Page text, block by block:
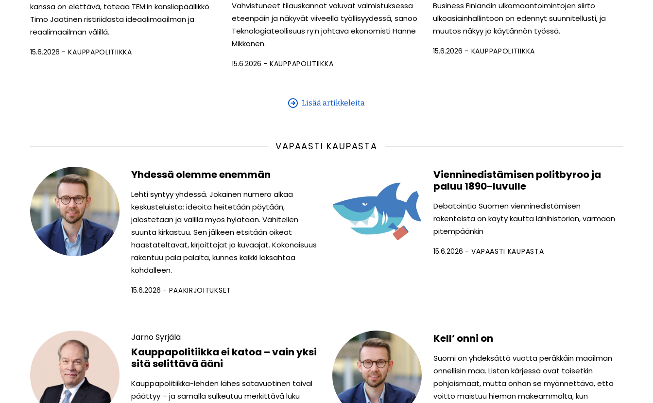
kanssa on elettävä, toteaa TEM:in kansliapäällikkö
Timo Jaatinen ristiriidasta ideaalimaailman ja
reaalimaailman välillä.
15.6.2026 KAUPPAPOLITIIKKA
Vahvistuneet tilauskannat valuvat valmistuksessa
eteenpäin ja näkyvät viiveellä työllisyydessä, sanoo
Teknologiateollisuus ry:n johtava ekonomisti Hanne
Mikkonen.
15.6.2026 KAUPPAPOLITIIKKA
Business Finlandin ulkomaantoimintojen siirto
ulkoasiainhallintoon on edennyt suunnitellusti, ja
muutos näkyy jo käytännön työssä.
15.6.2026 KAUPPAPOLITIIKKA
Lisää artikkeleita
VAPAASTI KAUPASTA
Yhdessä olemme enemmän
Lehti syntyy yhdessä. Jokainen numero alkaa
keskusteluista: ideoita heitetään pöytään,
jalostetaan ja välillä myös hylätään. Vähitellen
suunta kirkastuu. Sen jälkeen etsitään oikeat
haastateltavat, kirjoittajat ja kuvaajat. Kokonaisuus
rakentuu pala palalta, kunnes kaikki loksahtaa
kohdalleen.
15.6.2026 PÄÄKIRJOITUKSET
Vienninedistämisen politbyroo ja
paluu 1890-luvulle
Debatointia Suomen vienninedistämisen
rakenteista on käyty kautta lähihistorian, varmaan
pitempäänkin
15.6.2026 VAPAASTI KAUPASTA
Jarno Syrjälä
Kauppapolitiikka ei katoa – vain yksi
sitä selittävä ääni
Kauppapolitiikka-lehden lähes satavuotinen taival
päättyy – ja samalla sulkeutuu merkittävä luku
Kell’ onni on
Suomi on yhdeksättä vuotta peräkkäin maailman
onnellisin maa. Listan kärjessä ovat toisetkin
pohjoismaat, mutta onhan se myönnettävä, että
voitto maistuu hieman makeammalta, kun